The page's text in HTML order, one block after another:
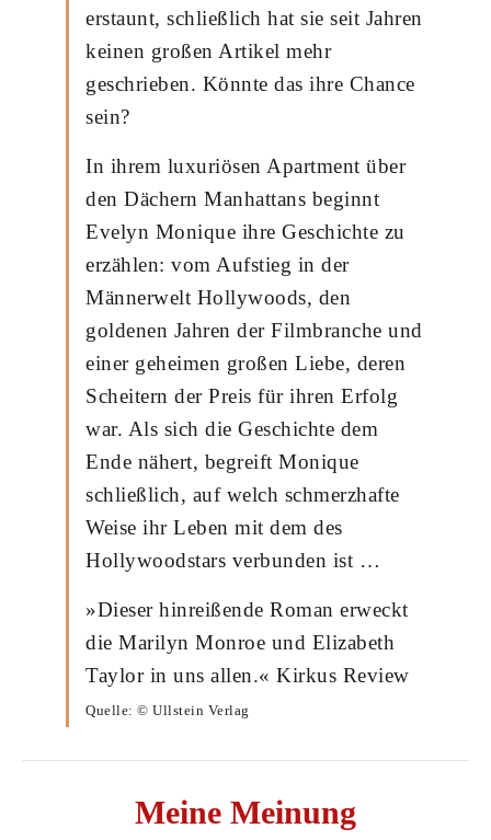
erstaunt, schließlich hat sie seit Jahren
keinen großen Artikel mehr
geschrieben. Könnte das ihre Chance
sein?
In ihrem luxuriösen Apartment über
den Dächern Manhattans beginnt
Evelyn Monique ihre Geschichte zu
erzählen: vom Aufstieg in der
Männerwelt Hollywoods, den
goldenen Jahren der Filmbranche und
einer geheimen großen Liebe, deren
Scheitern der Preis für ihren Erfolg
war. Als sich die Geschichte dem
Ende nähert, begreift Monique
schließlich, auf welch schmerzhafte
Weise ihr Leben mit dem des
Hollywoodstars verbunden ist …
»Dieser hinreißende Roman erweckt
die Marilyn Monroe und Elizabeth
Taylor in uns allen.« Kirkus Review
Quelle: © Ullstein Verlag
Meine Meinung